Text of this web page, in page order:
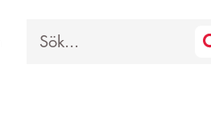
Sök